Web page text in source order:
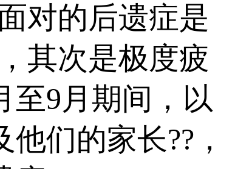
对的后遗症是
其次是极度疲
至9月期间，以
们的家长??，